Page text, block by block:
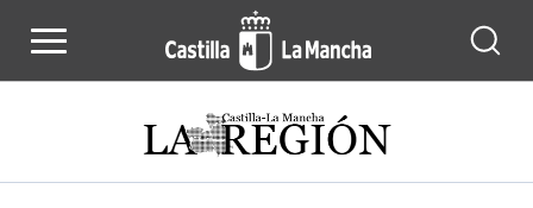
Actualidad de la región de Castilla-